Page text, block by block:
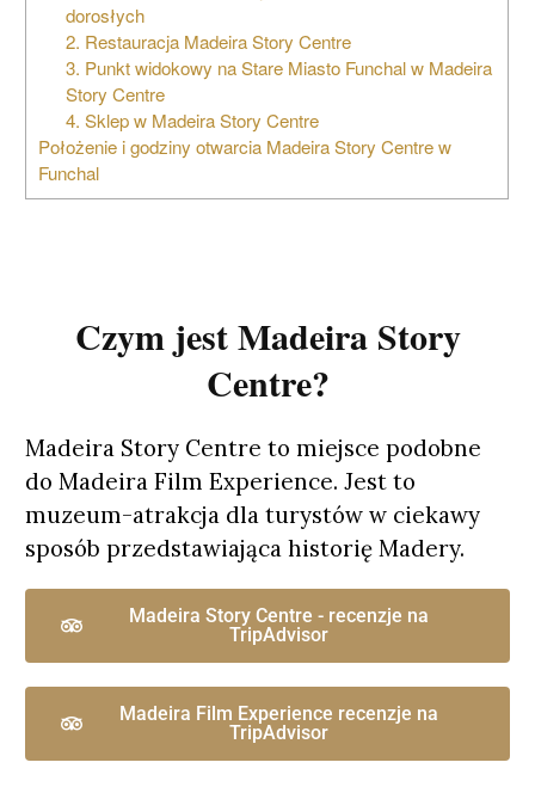
dorosłych
2. Restauracja Madeira Story Centre
3. Punkt widokowy na Stare Miasto Funchal w Madeira
Story Centre
4. Sklep w Madeira Story Centre
Położenie i godziny otwarcia Madeira Story Centre w
Funchal
Czym jest Madeira Story
Centre?
Madeira Story Centre to miejsce podobne
do Madeira Film Experience. Jest to
muzeum-atrakcja dla turystów w ciekawy
sposób przedstawiająca historię Madery.
Madeira Story Centre - recenzje na
TripAdvisor
Madeira Film Experience recenzje na
TripAdvisor